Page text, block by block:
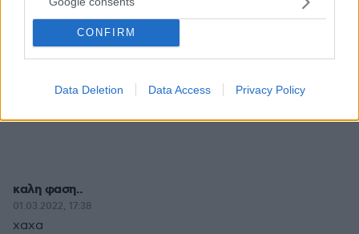
CONFIRM
Data Deletion Data Access Privacy Policy
01.03.2022, 17:48
Να πάνε για πεόλουτρα στο Μπάντεν-Μπάντεν , ολα
πληρωμενα απο ΕΕ.
καλη φαση..
01.03.2022, 17:38
χαχα